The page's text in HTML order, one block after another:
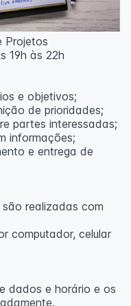
Projetos
19h às 22h
e objetivos;
de prioridades;
partes interessadas;
informações;
e entrega de
realizadas com
computador, celular
dados e horário e os